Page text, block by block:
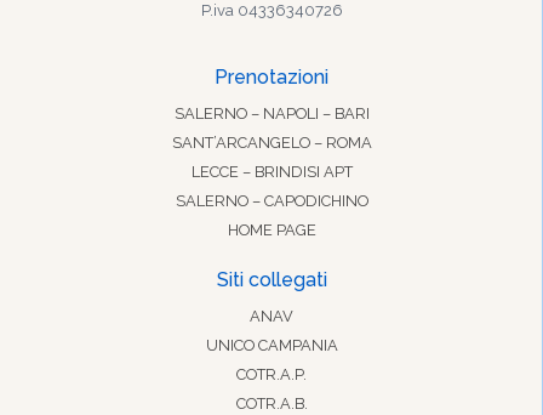
P.iva 04336340726
Prenotazioni
SALERNO – NAPOLI – BARI
SANT’ARCANGELO – ROMA
LECCE – BRINDISI APT
SALERNO – CAPODICHINO
HOME PAGE
Siti collegati
ANAV
UNICO CAMPANIA
COTR.A.P.
COTR.A.B.